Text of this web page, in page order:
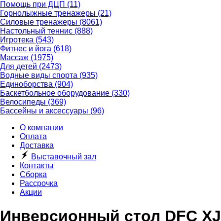
Помощь при ДЦП (11)
Горнолыжные тренажеры (21)
Силовые тренажеры (8061)
Настольный теннис (888)
Игротека (543)
Фитнес и йога (618)
Массаж (1975)
Для детей (2473)
Водные виды спорта (935)
Единоборства (904)
Баскетбольное оборудование (330)
Велосипеды (369)
Бассейны и аксессуары (96)
О компании
Оплата
Доставка
Выставочный зал
Контакты
Сборка
Рассрочка
Акции
Инверсионный стол DFC